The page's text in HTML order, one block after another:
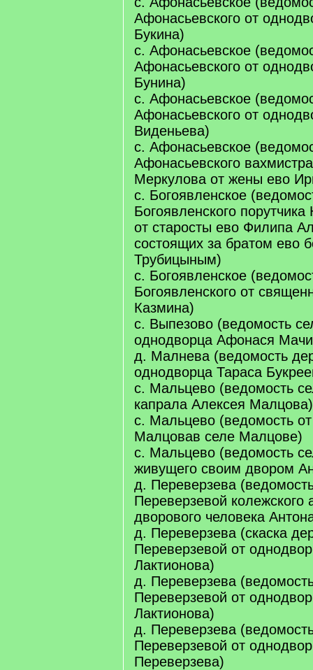
Афонасьевского от
Букина)
с. Афонасьевское
Афонасьевского от
Бунина)
с. Афонасьевское
Афонасьевского от
Виденьева)
с. Афонасьевское
Афонасьевского
Меркулова от жены ево
с. Богоявленское
Богоявленского
от старосты ево Филипа
состоящих за братом ево
Трубицыным)
с. Богоявленское
Богоявленского от
Казмина)
с. Выпезово (ведомость
однодворца Афонася
д. Малнева (ведомость
однодворца Тараса
с. Мальцево (ведомость
капрала Алексея Малцова)
с. Мальцево (ведомость
Малцовав селе Малцове)
с. Мальцево (ведомость
живущего своим двором
д. Переверзева
Переверзевой колежского
дворового человека
д. Переверзева (скаска
Переверзевой от
Лактионова)
д. Переверзева
Переверзевой от
Лактионова)
д. Переверзева
Переверзевой от
Переверзева)